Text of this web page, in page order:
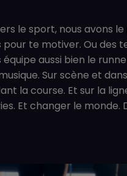
le sport, nous avons le
te motiver. Ou des
aussi bien le
Sur scène et
la course. Et sur la
Et changer le monde.